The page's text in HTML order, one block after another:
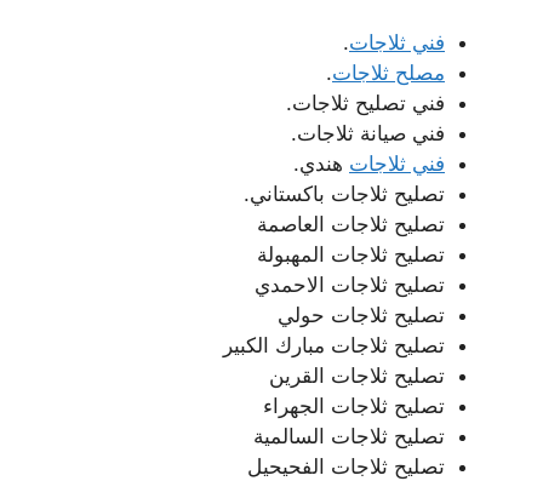
فني ثلاجات.
مصلح ثلاجات.
فني تصليح ثلاجات.
فني صيانة ثلاجات.
فني ثلاجات هندي.
تصليح ثلاجات باكستاني.
تصليح ثلاجات العاصمة
تصليح ثلاجات المهبولة
تصليح ثلاجات الاحمدي
تصليح ثلاجات حولي
تصليح ثلاجات مبارك الكبير
تصليح ثلاجات القرين
تصليح ثلاجات الجهراء
تصليح ثلاجات السالمية
تصليح ثلاجات الفحيحيل